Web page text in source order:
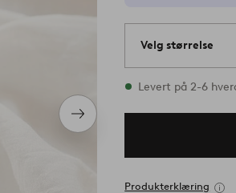
Neste
produkt
Velg størrelse
Alle størrelser
Levert på 2-6
Produkterklæring